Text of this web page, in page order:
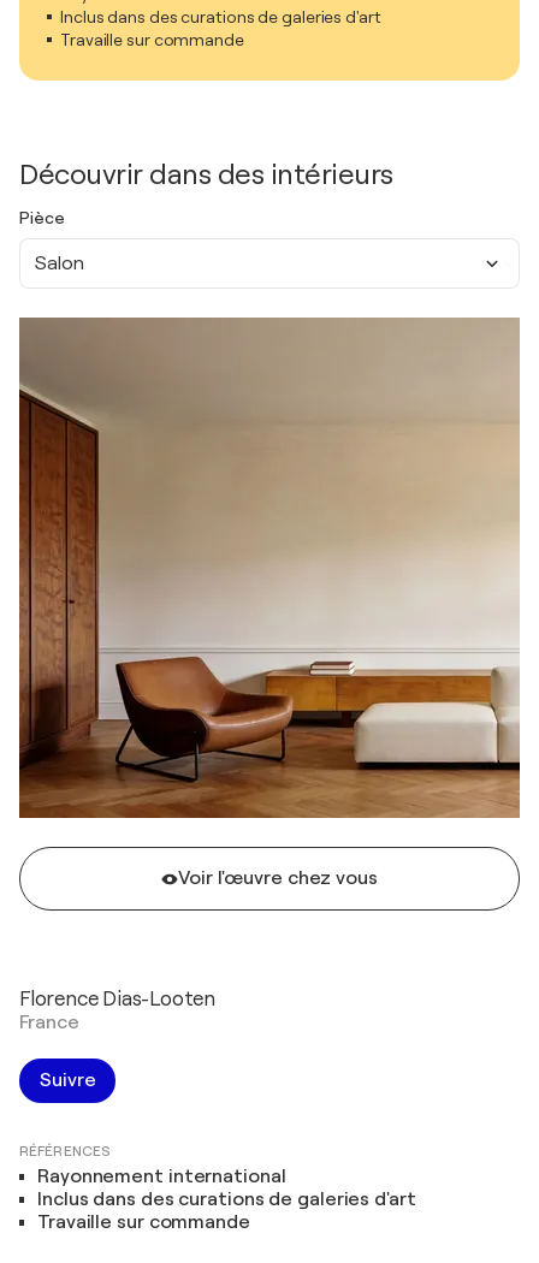
Inclus dans des curations de galeries d'art
Travaille sur commande
Découvrir dans des intérieurs
Pièce
Salon
Voir l'œuvre chez vous
Florence Dias-Looten
France
Suivre
RÉFÉRENCES
Rayonnement international
Inclus dans des curations de galeries d'art
Travaille sur commande